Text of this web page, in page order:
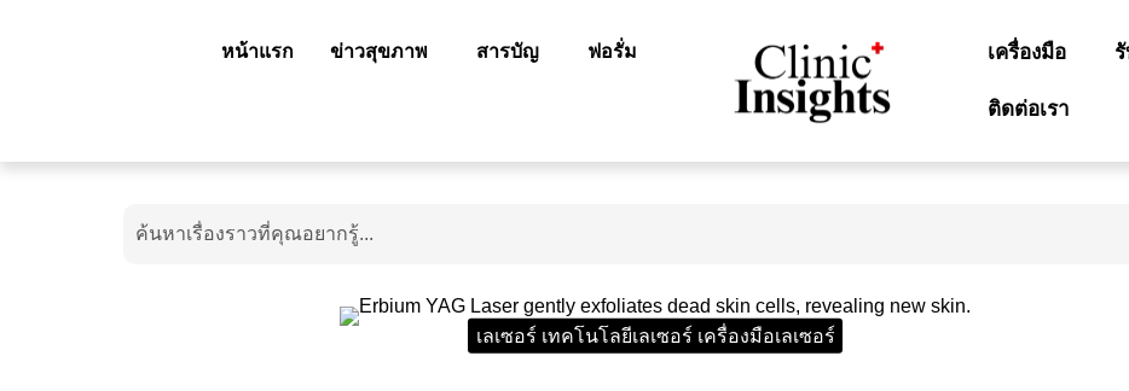
หน้าแรก ข่าวสุขภาพ สารบัญ ฟอรั่ม เครื่องมือ
ติดต่อเรา
เลเซอร์ เทคโนโลยีเลเซอร์ เครื่องมือเลเซอร์